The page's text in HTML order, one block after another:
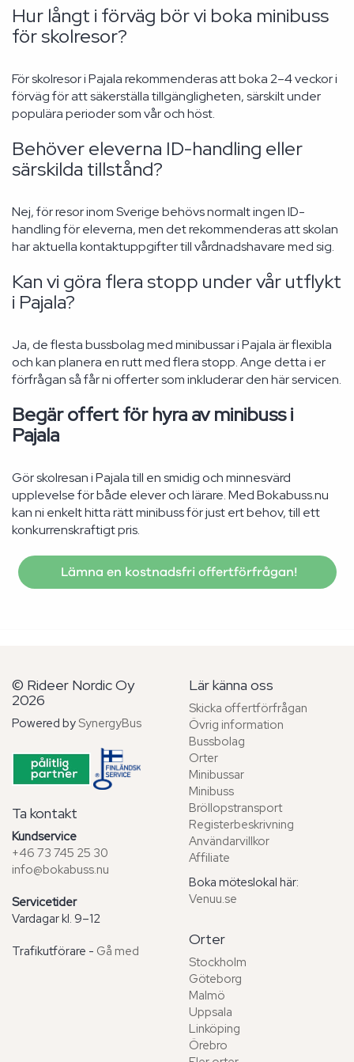
Hur långt i förväg bör vi boka minibuss
för skolresor?
För skolresor i Pajala rekommenderas att boka 2–4 veckor i
förväg för att säkerställa tillgängligheten, särskilt under
populära perioder som vår och höst.
Behöver eleverna ID-handling eller
särskilda tillstånd?
Nej, för resor inom Sverige behövs normalt ingen ID-
handling för eleverna, men det rekommenderas att skolan
har aktuella kontaktuppgifter till vårdnadshavare med sig.
Kan vi göra flera stopp under vår utflykt
i Pajala?
Ja, de flesta bussbolag med minibussar i Pajala är flexibla
och kan planera en rutt med flera stopp. Ange detta i er
förfrågan så får ni offerter som inkluderar den här servicen.
Begär offert för hyra av minibuss i
Pajala
Gör skolresan i Pajala till en smidig och minnesvärd
upplevelse för både elever och lärare. Med Bokabuss.nu
kan ni enkelt hitta rätt minibuss för just ert behov, till ett
konkurrenskraftigt pris.
Lämna en kostnadsfri offertförfrågan!
© Rideer Nordic Oy
2026
Powered by SynergyBus
Ta kontakt
Kundservice
+46 73 745 25 30
info@bokabuss.nu
Servicetider
Vardagar kl. 9–12
Trafikutförare - Gå med
Lär känna oss
Skicka offertförfrågan
Övrig information
Bussbolag
Orter
Minibussar
Minibuss
Bröllopstransport
Registerbeskrivning
Användarvillkor
Affiliate
Boka möteslokal här:
Venuu.se
Orter
Stockholm
Göteborg
Malmö
Uppsala
Linköping
Örebro